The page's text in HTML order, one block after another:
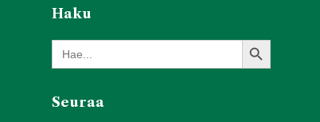
Haku
Search
for:
Search Button
Seuraa